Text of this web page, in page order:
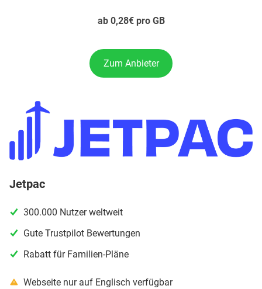
ab 0,28€ pro GB
Zum Anbieter
Jetpac
300.000 Nutzer weltweit
Gute Trustpilot Bewertungen
Rabatt für Familien-Pläne
Webseite nur auf Englisch verfügbar